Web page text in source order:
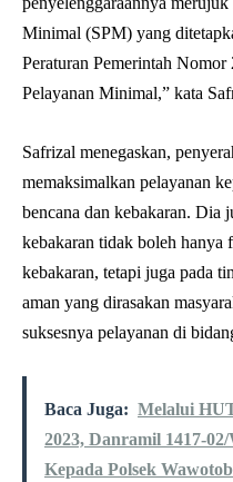
Minimal (SPM) yang
Peraturan Pemerintah
Pelayanan Minimal,” kata
Safrizal menegaskan,
memaksimalkan pelayanan
bencana dan kebakaran. Dia
kebakaran tidak boleh hanya
kebakaran, tetapi juga pada
aman yang dirasakan
suksesnya pelayanan di
Baca Juga: Melalui
2023, Danramil 1417-
Kepada Polsek